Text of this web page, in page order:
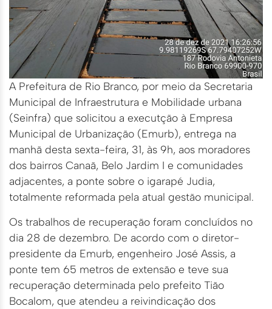
A Prefeitura de Rio Branco, por meio da Secretaria
Municipal de Infraestrutura e Mobilidade urbana
(Seinfra) que solicitou a executção à Empresa
Municipal de Urbanização (Emurb), entrega na
manhã desta sexta-feira, 31, às 9h, aos moradores
dos bairros Canaã, Belo Jardim I e comunidades
adjacentes, a ponte sobre o igarapé Judia,
totalmente reformada pela atual gestão municipal.
Os trabalhos de recuperação foram concluídos no
dia 28 de dezembro. De acordo com o diretor-
presidente da Emurb, engenheiro José Assis, a
ponte tem 65 metros de extensão e teve sua
recuperação determinada pelo prefeito Tião
Bocalom, que atendeu a reivindicação dos